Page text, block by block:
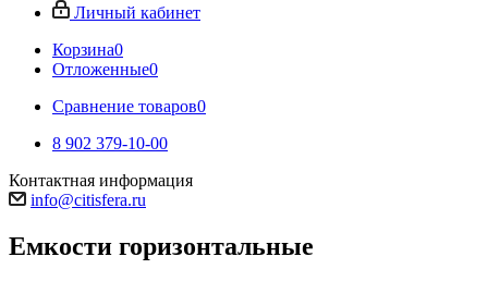
Личный кабинет
Корзина0
Отложенные0
Сравнение товаров0
8 902 379-10-00
Контактная информация
info@citisfera.ru
Емкости горизонтальные